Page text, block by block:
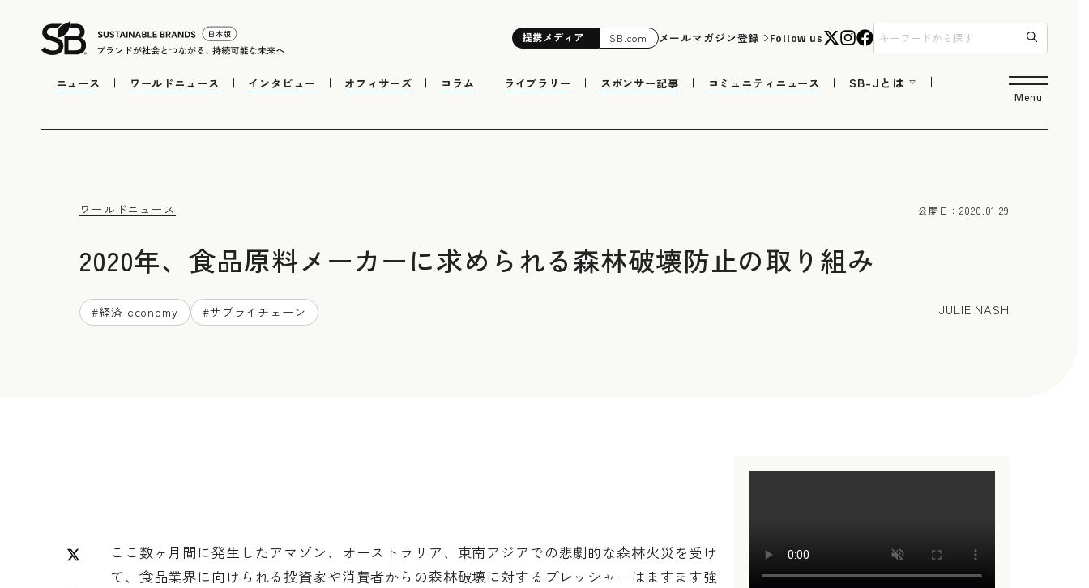
提携メディア SB.com メールマガジン登録 Follow us
ニュース ワールドニュース インタビュー オフィサーズ コラム ライブラリー スポンサー記事 コミュニティニュース SB-Jとは
Menu
ワールドニュース 公開日：2020.01.29
2020年、食品原料メーカーに求められる森林破壊防止の取り組み
#経済 economy #サプライチェーン JULIE NASH
ここ数ヶ月間に発生したアマゾン、オーストラリア、東南アジアでの悲劇的な森林火災を受け
て、食品業界に向けられる投資家や消費者からの森林破壊に対するプレッシャーはますます強